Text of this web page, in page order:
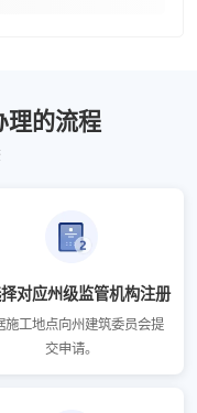
理的流程
对应州级监管机构注册
施工地点向州建筑委员会提
交申请。